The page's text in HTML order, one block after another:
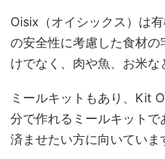
Oisix（オイシックス）は
の安全性に考慮した食材
けでなく、肉や魚、お米な
ミールキットもあり、Kit
分で作れるミールキット
済ませたい方に向いていま